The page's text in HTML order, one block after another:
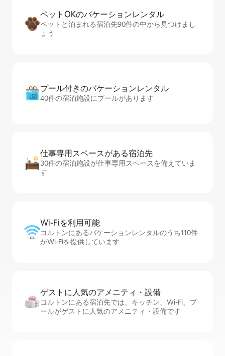
ペットOKのバ⁠ケ⁠ー⁠シ⁠ョ⁠ンレ⁠ン⁠タ⁠ル
ペットと泊まれる宿泊先90件の中から見つけまし
ょう
プール付きのバ⁠ケ⁠ー⁠シ⁠ョ⁠ンレ⁠ン⁠タ⁠ル
40件の宿泊施設にプールがあります
仕事専用ス⁠ペ⁠ー⁠スがあ⁠る宿⁠泊⁠先
30件の宿泊施設が仕事専用スペースを備えていま
す
Wi-Fiを利⁠用⁠可⁠能
コルトンにあるバケーションレンタルのうち110件
がWi-Fiを提供しています
ゲストに人⁠気⁠のア⁠メ⁠ニ⁠テ⁠ィ・設⁠備
コルトンにある宿泊先では、キッチン、Wi-Fi、プ
ールがゲストに人気のアメニティ・設備です